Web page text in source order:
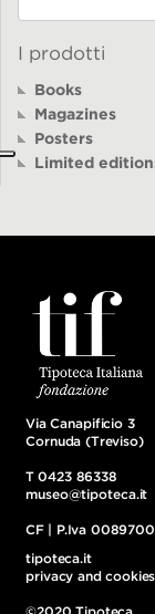
I prodotti
Books
Magazines
Posters
Limited
Via Canapificio 3
Cornuda (Treviso)
T 0423 86338
museo@tipoteca.it
CF | P.Iva
tipoteca.it
privacy and cookies